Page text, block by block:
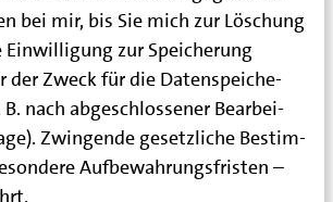
bei mir, bis Sie mich zur Löschung
zur Spei­che­rung
der Zweck für die Daten­spei­che­
nach abge­schlos­se­ner Bear­bei­
Zwin­gen­de gesetz­li­che Bestim­
Auf­be­wah­rungs­fris­ten –